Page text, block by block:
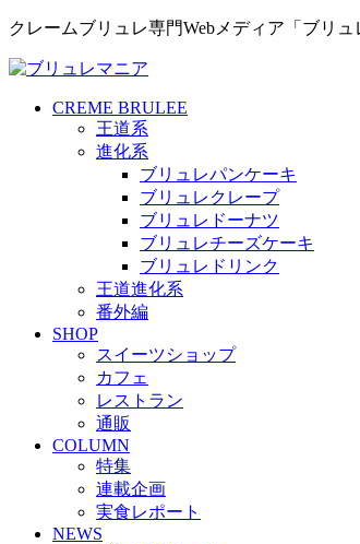
クレームブリュレ専門Webメディア「ブリュ
CREME BRULEE
王道系
進化系
ブリュレパンケーキ
ブリュレクレープ
ブリュレドーナツ
ブリュレチーズケーキ
ブリュレドリンク
王道進化系
番外編
SHOP
スイーツショップ
カフェ
レストラン
通販
COLUMN
特集
連載企画
実食レポート
NEWS